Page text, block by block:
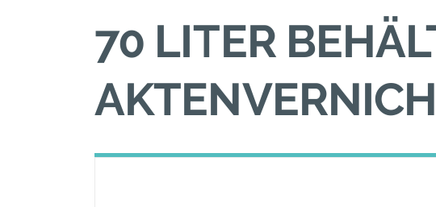
70 LITER